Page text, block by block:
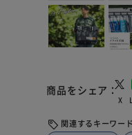
商品をシェア
X
関連するキーワード